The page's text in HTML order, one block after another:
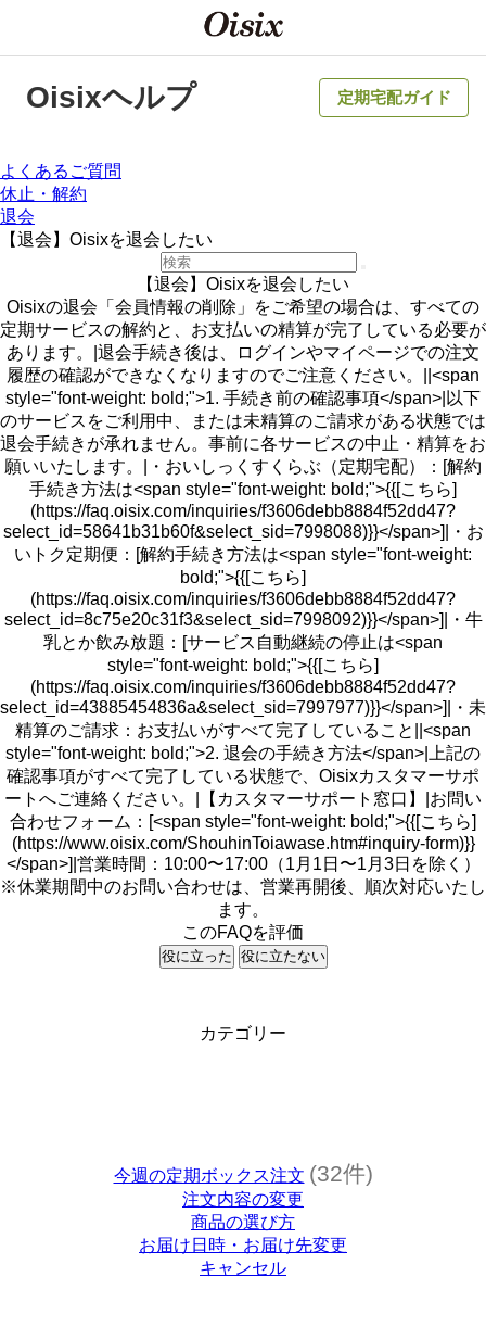
Oisixヘルプ 定期宅配ガイド
よくあるご質問
休止・解約
退会
【退会】Oisixを退会したい
【退会】Oisixを退会したい
Oisixの退会「会員情報の削除」をご希望の場合は、すべての
定期サービスの解約と、お支払いの精算が完了している必要が
あります。|退会手続き後は、ログインやマイページでの注文
履歴の確認ができなくなりますのでご注意ください。||<span
style="font-weight: bold;">1. 手続き前の確認事項</span>|以下
のサービスをご利用中、または未精算のご請求がある状態では
退会手続きが承れません。事前に各サービスの中止・精算をお
願いいたします。|・おいしっくすくらぶ（定期宅配）：[解約
手続き方法は<span style="font-weight: bold;">{{[こちら]
(https://faq.oisix.com/inquiries/f3606debb8884f52dd47?
select_id=58641b31b60f&select_sid=7998088)}}</span>]|・お
いトク定期便：[解約手続き方法は<span style="font-weight:
bold;">{{[こちら]
(https://faq.oisix.com/inquiries/f3606debb8884f52dd47?
select_id=8c75e20c31f3&select_sid=7998092)}}</span>]|・牛
乳とか飲み放題：[サービス自動継続の停止は<span
style="font-weight: bold;">{{[こちら]
(https://faq.oisix.com/inquiries/f3606debb8884f52dd47?
select_id=43885454836a&select_sid=7997977)}}</span>]|・未
精算のご請求：お支払いがすべて完了していること||<span
style="font-weight: bold;">2. 退会の手続き方法</span>|上記の
確認事項がすべて完了している状態で、Oisixカスタマーサポ
ートへご連絡ください。|【カスタマーサポート窓口】|お問い
合わせフォーム：[<span style="font-weight: bold;">{{[こちら]
(https://www.oisix.com/ShouhinToiawase.htm#inquiry-form)}}
</span>]|営業時間：10:00〜17:00（1月1日〜1月3日を除く）
※休業期間中のお問い合わせは、営業再開後、順次対応いたし
ます。
このFAQを評価
役に立った 役に立たない
カテゴリー
今週の定期ボックス注文 (32件)
注文内容の変更
商品の選び方
お届け日時・お届け先変更
キャンセル